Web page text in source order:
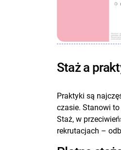
Staż a
Praktyki są
czasie. Stanowi
Staż, w
rekrutacjach –